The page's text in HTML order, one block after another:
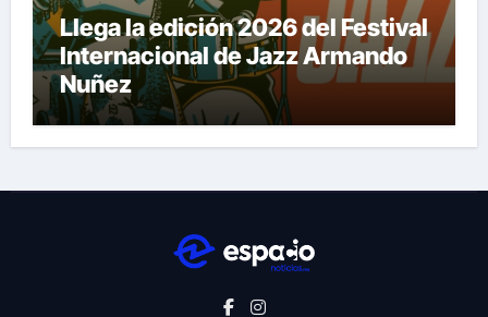
Llega la edición 2026 del Festival
Internacional de Jazz Armando
Nuñez